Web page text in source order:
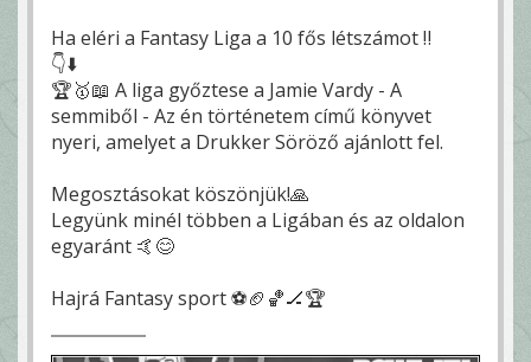
Ha eléri a Fantasy Liga a 10 fős létszámot ‼️
👇⬇️
🏆🥇📖 A liga győztese a Jamie Vardy - A
semmiből - Az én történetem című könyvet
nyeri, amelyet a Drukker Söröző ajánlott fel.
Megosztásokat köszönjük!🙏
Legyünk minél többen a Ligában és az oldalon
egyaránt 🤙😊
Hajrá Fantasy sport ⚽️🏈🏀🏒🏆